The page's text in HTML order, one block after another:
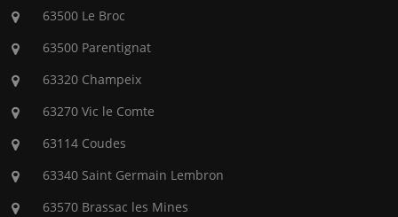
63500 Le Broc
63500 Parentignat
63320 Champeix
63270 Vic le Comte
63114 Coudes
63340 Saint Germain Lembron
63570 Brassac les Mines